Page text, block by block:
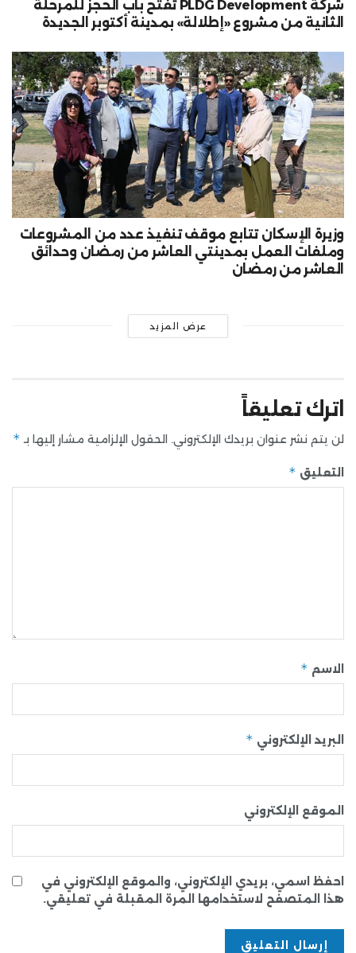
شركة PLDG Development تفتح باب الحجز للمرحلة
الثانية من مشروع «إطلالة» بمدينة أكتوبر الجديدة
وزيرة الإسكان تتابع موقف تنفيذ عدد من المشروعات
وملفات العمل بمدينتي العاشر من رمضان وحدائق
العاشر من رمضان
عرض المزيد
اترك تعليقاً
لن يتم نشر عنوان بريدك الإلكتروني. الحقول الإلزامية مشار إليها بـ *
التعليق *
الاسم *
البريد الإلكتروني *
الموقع الإلكتروني
احفظ اسمي، بريدي الإلكتروني، والموقع الإلكتروني في
هذا المتصفح لاستخدامها المرة المقبلة في تعليقي.